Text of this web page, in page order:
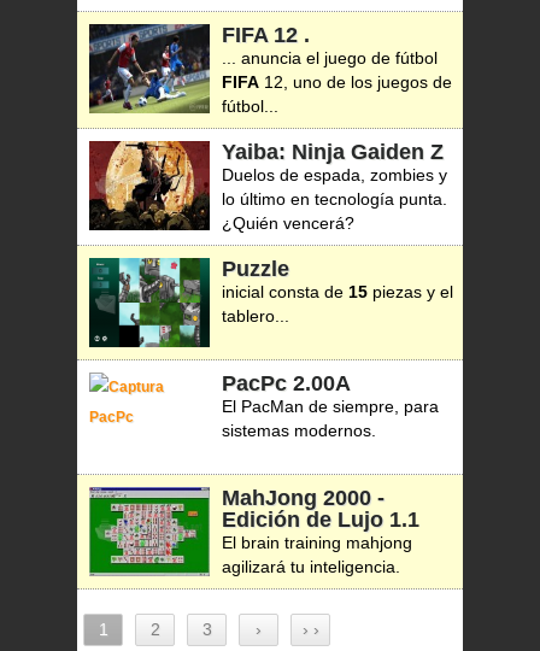
FIFA 12 .
... anuncia el juego de fútbol
FIFA 12, uno de los juegos de
fútbol...
Yaiba: Ninja Gaiden Z
Duelos de espada, zombies y
lo último en tecnología punta.
¿Quién vencerá?
Puzzle
inicial consta de 15 piezas y el
tablero...
PacPc 2.00A
El PacMan de siempre, para
sistemas modernos.
MahJong 2000 -
Edición de Lujo 1.1
El brain training mahjong
agilizará tu inteligencia.
1 2 3 › › ›